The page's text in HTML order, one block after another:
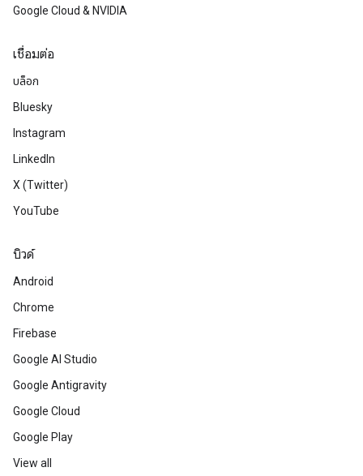
Google Cloud & NVIDIA
เชื่อมต่อ
บล็อก
Bluesky
Instagram
LinkedIn
X (Twitter)
YouTube
บิวด์
Android
Chrome
Firebase
Google AI Studio
Google Antigravity
Google Cloud
Google Play
View all